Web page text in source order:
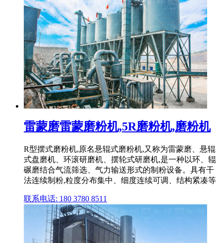
雷蒙磨雷蒙磨粉机,5R磨粉机,磨粉机
R型摆式磨粉机,原名悬辊式磨粉机,又称为雷蒙磨、悬辊
式盘磨机、环滚研磨机、摆轮式研磨机,是一种以环、辊
碾磨结合气流筛选、气力输送形式的制粉设备。具有干
法连续制粉,粒度分布集中、细度连续可调、结构紧凑等
联系电话: 180 3780 8511